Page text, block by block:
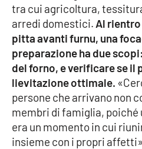
tra cui agricoltura,
arredi domestici. Al
pitta avanti furnu, una
preparazione ha due
del forno, e verificare se il
lievitazione ottimale.
persone che arrivano non
membri di famiglia, poiché
era un momento in cui
insieme con i propri